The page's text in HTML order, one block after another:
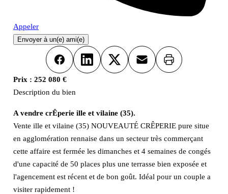
Appeler
Envoyer à un(e) ami(e)
FacebookLinkedInX Email Imprimer
Prix : 252 080 €
Description du bien
A vendre crÊperie ille et vilaine (35).
Vente ille et vilaine (35) NOUVEAUTÉ CRÊPERIE pure situe
en agglomération rennaise dans un secteur très commerçant
cette affaire est fermée les dimanches et 4 semaines de congés
d'une capacité de 50 places plus une terrasse bien exposée et
l'agencement est récent et de bon goût. Idéal pour un couple a
visiter rapidement !